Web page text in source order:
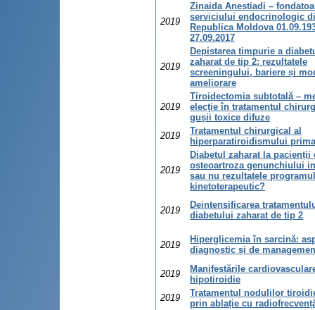
2019
Zinaida Anestiadi –
serviciului endocrinologic
Republica Moldova
27.09.2017
2019
Depistarea timpurie a
zaharat de tip 2: rezultatele
screeningului, bariere și
ameliorare
2019
Tiroidectomia subtotală –
elecţie în tratamentul
gușii toxice difuze
2019
Tratamentul chirurgical al
hiperparatiroidismului
2019
Diabetul zaharat la pacienții
osteoartroza genunchiului
sau nu rezultatele
kinetoterapeutic?
2019
Deintensificarea
diabetului zaharat de tip 2
2019
Hiperglicemia în sarcină:
diagnostic și de
2019
Manifestările
hipotiroidie
2019
Tratamentul nodulilor
prin ablație cu